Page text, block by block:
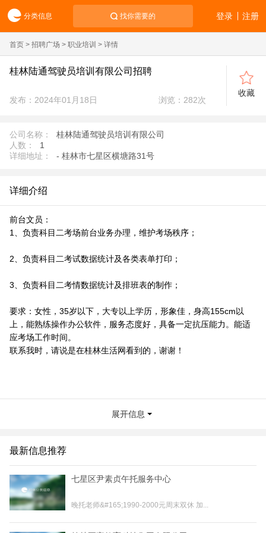
分类信息 找你需要的 注册
登录
首页 > 招聘广场 > 职业培训 > 详情
桂林陆通驾驶员培训有限公司招聘
发布：2024年01月18日 浏览： 282次
收藏
公司名称：
桂林陆通驾驶员培训有限公司
人数：
1
详细地址：
- 桂林市七星区横塘路31号
详细介绍
前台文员：
1、负责科目二考场前台业务办理，维护考场秩序；
2、负责科目二考试数据统计及各类表单打印；
3、负责科目二考情数据统计及排班表的制作；
要求：女性，35岁以下，大专以上学历，形象佳，身高155cm以
上，能熟练操作办公软件，服务态度好，具备一定抗压能力。能适
应考场工作时间。
联系我时，请说是在桂林生活网看到的，谢谢！
展开信息
最新信息推荐
七星区尹素贞午托服务中心
晚托老师&#165;1990-2000元周末双休 加...